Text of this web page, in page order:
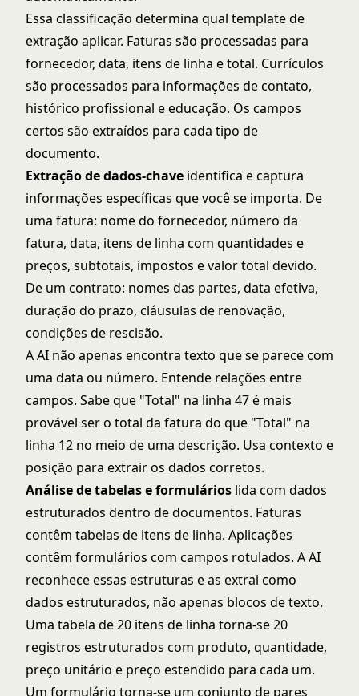
Essa classificação determina qual template de
extração aplicar. Faturas são processadas para
fornecedor, data, itens de linha e total. Currículos
são processados para informações de contato,
histórico profissional e educação. Os campos
certos são extraídos para cada tipo de
documento.
Extração de dados-chave identifica e captura
informações específicas que você se importa. De
uma fatura: nome do fornecedor, número da
fatura, data, itens de linha com quantidades e
preços, subtotais, impostos e valor total devido.
De um contrato: nomes das partes, data efetiva,
duração do prazo, cláusulas de renovação,
condições de rescisão.
A AI não apenas encontra texto que se parece com
uma data ou número. Entende relações entre
campos. Sabe que "Total" na linha 47 é mais
provável ser o total da fatura do que "Total" na
linha 12 no meio de uma descrição. Usa contexto e
posição para extrair os dados corretos.
Análise de tabelas e formulários lida com dados
estruturados dentro de documentos. Faturas
contêm tabelas de itens de linha. Aplicações
contêm formulários com campos rotulados. A AI
reconhece essas estruturas e as extrai como
dados estruturados, não apenas blocos de texto.
Uma tabela de 20 itens de linha torna-se 20
registros estruturados com produto, quantidade,
preço unitário e preço estendido para cada um.
Um formulário torna-se um conjunto de pares